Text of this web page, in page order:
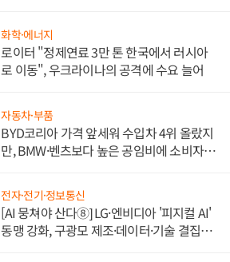
화학·에너지
로이터 "정제연료 3만 톤 한국에서 러시아
로 이동", 우크라이나의 공격에 수요 늘어
자동차·부품
BYD코리아 가격 앞세워 수입차 4위 올랐지
만, BMW·벤츠보다 높은 공임비에 소비자
전자·전기·정보통신
[AI 뭉쳐야 산다⑧] LG·엔비디아 '피지컬 AI'
동맹 강화, 구광모 제조·데이터·기술 결집